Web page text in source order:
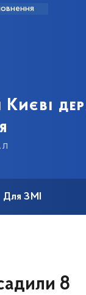
Києві
Для ЗМІ
8